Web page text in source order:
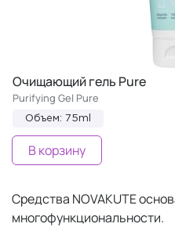
Очищающий гель Pure
Purifying Gel Pure
Объем: 75ml
В корзину
Средства NOVAKUTE
многофункциональности.